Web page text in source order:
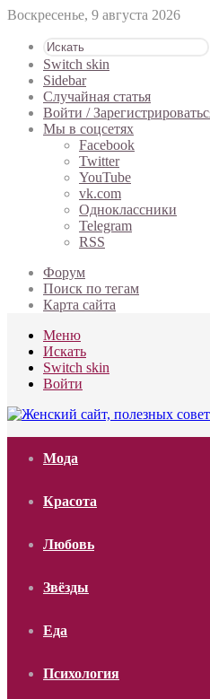
Воскресенье, 9 августа 2026
Switch skin
Sidebar
Случайная статья
Войти /
Мы в соцсетях
Facebook
Twitter
YouTube
vk.com
Одноклассники
Telegram
RSS
Форум
Поиск по тегам
Карта сайта
Меню
Искать
Switch skin
Войти
Мода
Красота
Любовь
Звёзды
Еда
Психология